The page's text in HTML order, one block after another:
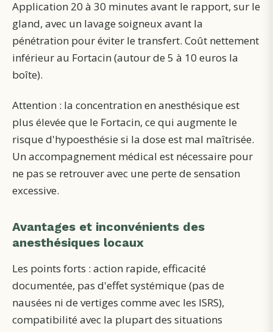
Application 20 à 30 minutes avant le rapport, sur le
gland, avec un lavage soigneux avant la
pénétration pour éviter le transfert. Coût nettement
inférieur au Fortacin (autour de 5 à 10 euros la
boîte).
Attention : la concentration en anesthésique est
plus élevée que le Fortacin, ce qui augmente le
risque d'hypoesthésie si la dose est mal maîtrisée.
Un accompagnement médical est nécessaire pour
ne pas se retrouver avec une perte de sensation
excessive.
Avantages et inconvénients des
anesthésiques locaux
Les points forts : action rapide, efficacité
documentée, pas d'effet systémique (pas de
nausées ni de vertiges comme avec les ISRS),
compatibilité avec la plupart des situations